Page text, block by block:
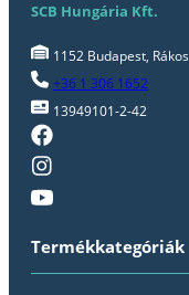
SCB Hungária Kft.
1152 Budapest,
+36 1 306 1652
13949101-2-42
Termékkategóriák